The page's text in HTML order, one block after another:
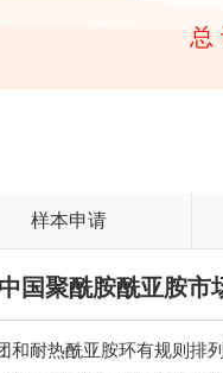
总
样本申请
聚酰胺酰亚胺市
和耐热酰亚胺环有规则排